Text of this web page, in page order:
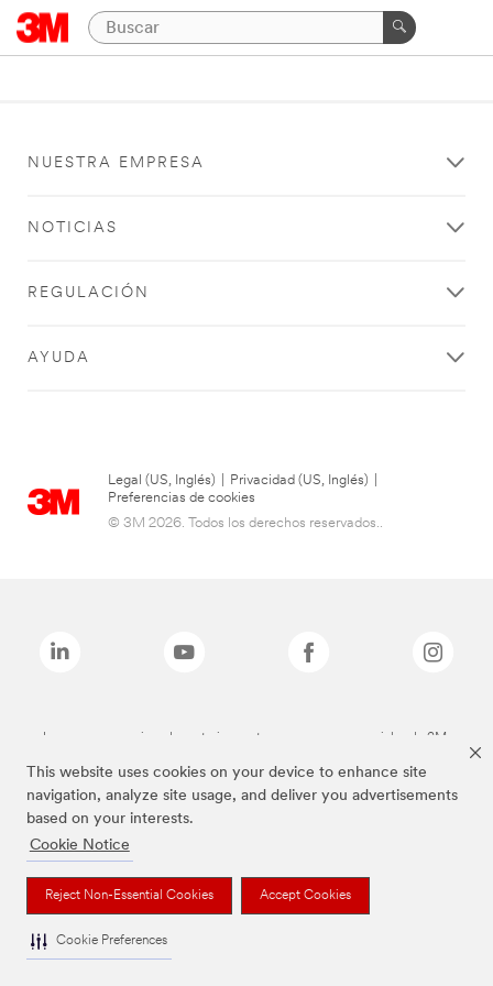
This website uses cookies on your device to enhance site
navigation, analyze site usage, and deliver you advertisements
based on your interests.
Cookie Notice
Reject Non-Essential Cookies Accept Cookies
Cookie Preferences
NUESTRA EMPRESA
NOTICIAS
REGULACIÓN
AYUDA
Legal (US, Inglés) Privacidad (US, Inglés)
Preferencias de cookies
© 3M 2026. Todos los derechos reservados..
Las marcas mencionadas anteriormente son marcas comerciales de 3M.